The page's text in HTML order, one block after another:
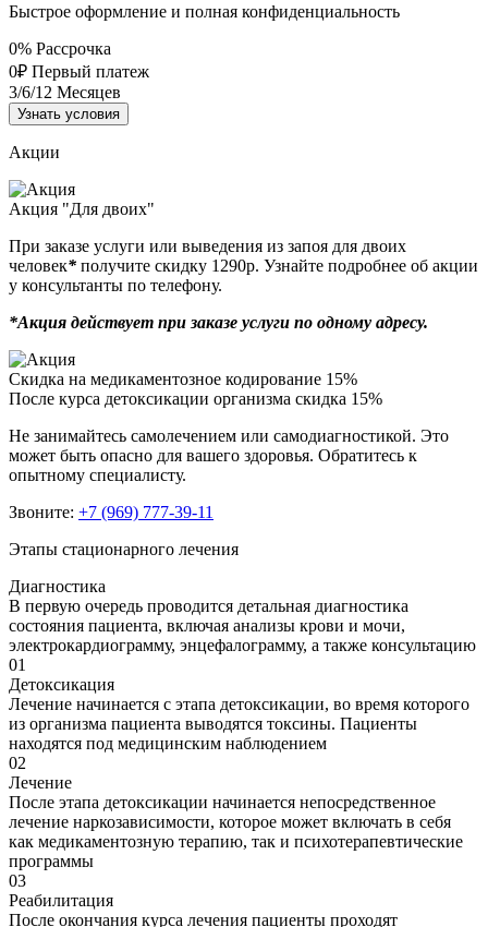
Быстрое оформление и полная конфиденциальность
0% Рассрочка
0₽ Первый платеж
3/6/12 Месяцев
Узнать условия
Акции
Акция "Для двоих"
При заказе услуги или выведения из запоя для двоих
человек* получите скидку 1290р. Узнайте подробнее об акции
у консультанты по телефону.
*Акция действует при заказе услуги по одному адресу.
Скидка на медикаментозное кодирование 15%
После курса детоксикации организма скидка 15%
Не занимайтесь самолечением или самодиагностикой. Это
может быть опасно для вашего здоровья. Обратитесь к
опытному специалисту.
Звоните: +7 (969) 777-39-11
Этапы стационарного лечения
Диагностика
В первую очередь проводится детальная диагностика
состояния пациента, включая анализы крови и мочи,
электрокардиограмму, энцефалограмму, а также консультацию
01
Детоксикация
Лечение начинается с этапа детоксикации, во время которого
из организма пациента выводятся токсины. Пациенты
находятся под медицинским наблюдением
02
Лечение
После этапа детоксикации начинается непосредственное
лечение наркозависимости, которое может включать в себя
как медикаментозную терапию, так и психотерапевтические
программы
03
Реабилитация
После окончания курса лечения пациенты проходят